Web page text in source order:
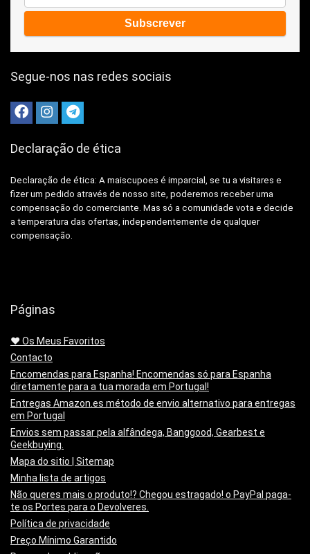
Segue-nos nas redes sociais
Declaração de ética
Declaração de ética: A maiscupoes é imparcial, se tu a visitares e
fizer um pedido através de nosso site, poderemos receber uma
compensação do comerciante. Mas só a comunidade vota e decide
a temperatura das ofertas, independentemente de qualquer
compensação.
Páginas
❤️ Os Meus Favoritos
Contacto
Encomendas para Espanha! Encomendas só para Espanha
diretamente para a tua morada em Portugal!
Entregas Amazon.es método de envio alternativo para entregas
em Portugal
Envios sem passar pela alfândega, Banggood, Gearbest e
Geekbuying.
Mapa do sitio | Sitemap
Minha lista de artigos
Não queres mais o produto!? Chegou estragado! o PayPal paga-
te os Portes para o Devolveres.
Política de privacidade
Preço Mínimo Garantido